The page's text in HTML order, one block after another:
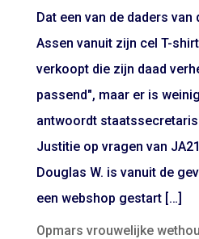
Dat een van de daders
Assen vanuit zijn cel T-
verkoopt die zijn daad
passend", maar er is
antwoordt
Justitie op vragen van
Douglas W. is vanuit de
een webshop gestart […]
Opmars vrouwelijke